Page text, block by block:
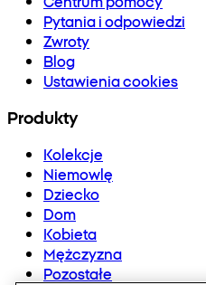
Pytania i odpowiedzi
Zwroty
Blog
Ustawienia cookies
Produkty
Kolekcje
Niemowlę
Dziecko
Dom
Kobieta
Mężczyzna
Pozostałe